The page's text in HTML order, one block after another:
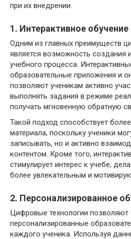
при их внедрении.
1. Интерактивное обучение
Одним из главных преимуществ
является возможность создания
учебного процесса.
образовательные приложения и
позволяют ученикам активно
выполнять задания в режиме
получать мгновенную обратную
Такой подход способствует
материала, поскольку ученики
записывать, но и активно
контентом. Кроме того,
стимулирует интерес к учебе,
более увлекательным и
2. Персонализированное
Цифровые технологии позволяют
персонализированные
каждого ученика. Используя